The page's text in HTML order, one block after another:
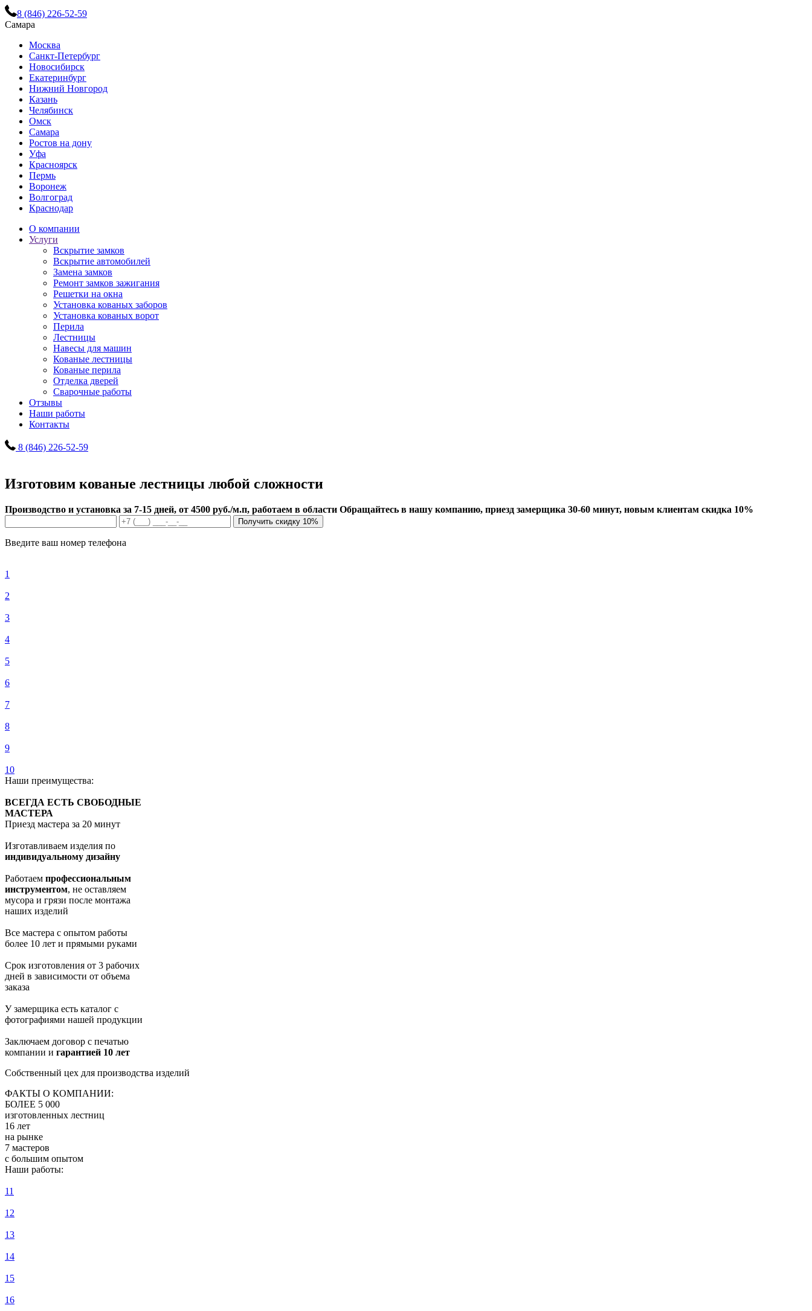
8 (846) 226-52-59
Самара
Москва
Санкт-Петербург
Новосибирск
Екатеринбург
Нижний Новгород
Казань
Челябинск
Омск
Самара
Ростов на дону
Уфа
Красноярск
Пермь
Воронеж
Волгоград
Краснодар
О компании
Услуги
Вскрытие замков
Вскрытие автомобилей
Замена замков
Ремонт замков зажигания
Решетки на окна
Установка кованых заборов
Установка кованых ворот
Перила
Лестницы
Навесы для машин
Кованые лестницы
Кованые перила
Отделка дверей
Сварочные работы
Отзывы
Наши работы
Контакты
8 (846) 226-52-59
Изготовим кованые лестницы любой сложности
Производство и установка за 7-15 дней, от 4500 руб./м.п, работаем в области Обращайтесь в нашу компанию, приезд замерщика 30-60 минут, новым клиентам скидка 10%
Получить скидку 10%
Введите ваш номер телефона
1
2
3
4
5
6
7
8
9
10
Наши преимущества:
ВСЕГДА ЕСТЬ СВОБОДНЫЕ
МАСТЕРА
Приезд мастера за 20 минут
Изготавливаем изделия по
индивидуальному дизайну
Работаем профессиональным
инструментом, не оставляем
мусора и грязи после монтажа
наших изделий
Все мастера с опытом работы
более 10 лет и прямыми руками
Срок изготовления от 3 рабочих
дней в зависимости от объема
заказа
У замерщика есть каталог с
фотографиями нашей продукции
Заключаем договор с печатью
компании и гарантией 10 лет
Собственный цех для производства изделий
ФАКТЫ О КОМПАНИИ:
БОЛЕЕ 5 000
изготовленных лестниц
16 лет
на рынке
7 мастеров
с большим опытом
Наши работы:
11
12
13
14
15
16